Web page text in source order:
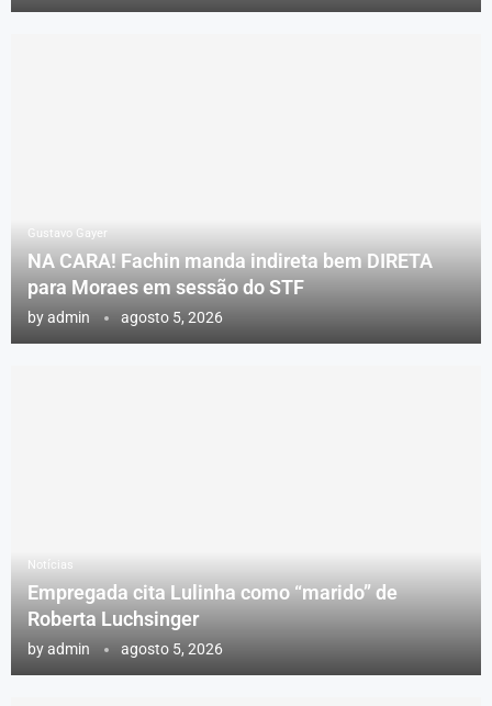
Gustavo Gayer
NA CARA! Fachin manda indireta bem DIRETA
para Moraes em sessão do STF
byadmin agosto 5, 2026
Notícias
Empregada cita Lulinha como “marido” de
Roberta Luchsinger
byadmin agosto 5, 2026